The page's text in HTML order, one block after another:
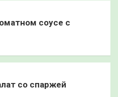
соусе с
со спаржей